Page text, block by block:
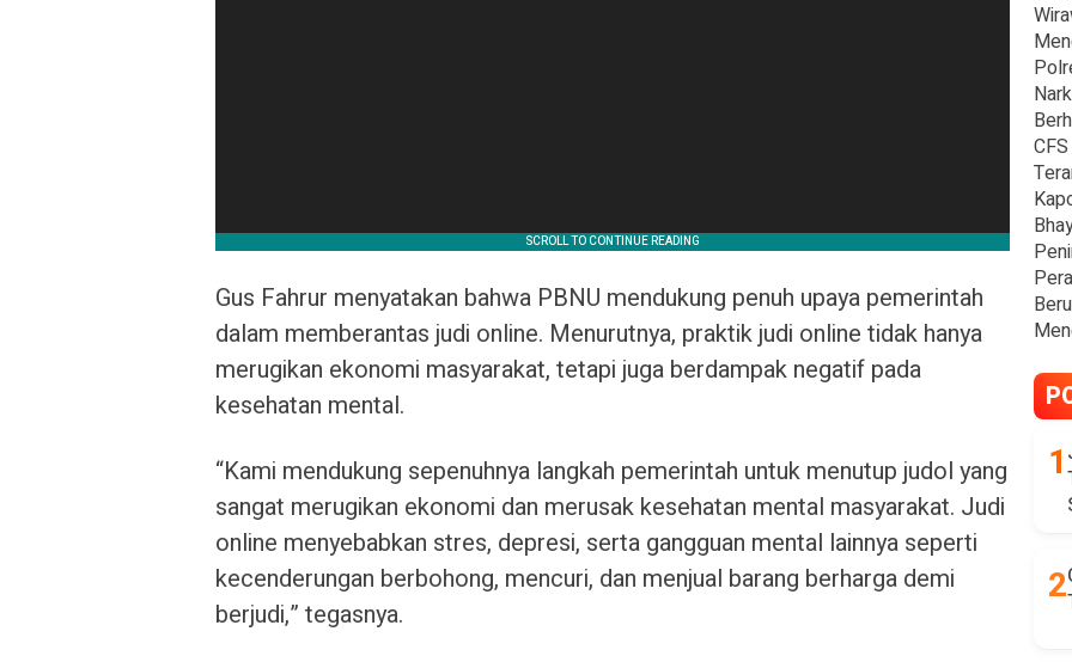
Gus Fahrur menyatakan bahwa PBNU mendukung penuh upaya pemerintah
dalam memberantas judi online. Menurutnya, praktik judi online tidak hanya
merugikan ekonomi masyarakat, tetapi juga berdampak negatif pada
kesehatan mental.
“Kami mendukung sepenuhnya langkah pemerintah untuk menutup judol yang
sangat merugikan ekonomi dan merusak kesehatan mental masyarakat. Judi
online menyebabkan stres, depresi, serta gangguan mental lainnya seperti
kecenderungan berbohong, mencuri, dan menjual barang berharga demi
berjudi,” tegasnya.